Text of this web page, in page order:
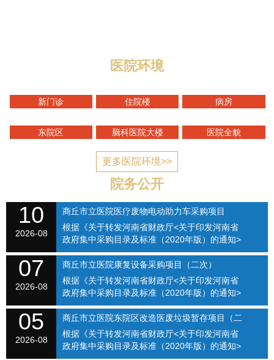
医院环境
新门诊 住院楼 病房
东院区 脑科医院大楼 医院全貌
更多医院环境>>
院务公开
10
2026-08
商丘市立医院医疗废物电动助力车采购项目
（SQSLYY2026-082）
根据《关于转发河南省财政厅<关于印发河南省
政府集中采购目录及标准（2020年版）的通知>
的通知》（商财购〔2020〕1号）和《商丘市立
医院关于修订招标采购流程的通知》（商立院字
【2021】...
07
2026-08
商丘市立医院康复设备采购项目（二次）
SQSLYY2026-074
根据《关于转发河南省财政厅<关于印发河南省
政府集中采购目录及标准（2020年版）的通知>
的通知》（商财购〔2020〕1号）和《商丘市立
医院关于修订招标采购流程的通知》（商立院字
【2021】...
05
2026-08
商丘市立医院东院区改造医废垃圾暂存项目（二
次）（SQSLYY2026-075）
根据《关于转发河南省财政厅<关于印发河南省
政府集中采购目录及标准（2020年版）的通知>